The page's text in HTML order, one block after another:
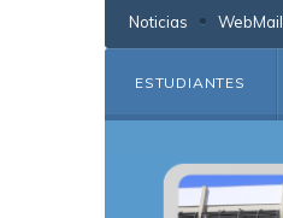
Noticias WebMail
ESTUDIANTES